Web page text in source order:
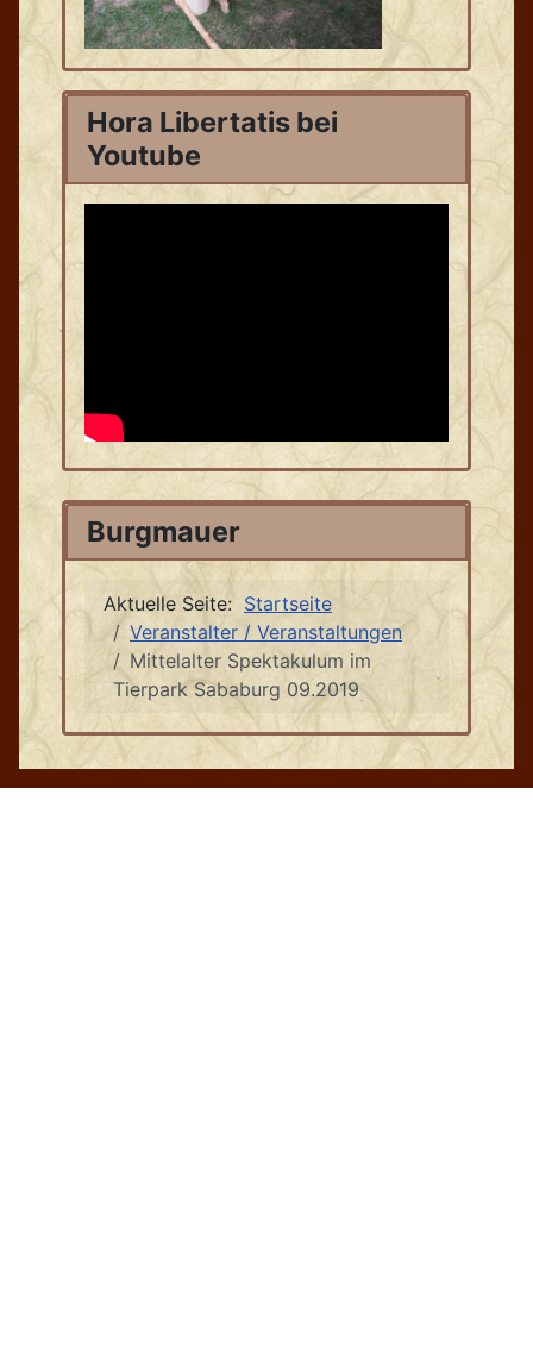
Hora Libertatis bei
Youtube
Burgmauer
Aktuelle Seite: Startseite
Veranstalter / Veranstaltungen
Mittelalter Spektakulum im
Tierpark Sababurg 09.2019